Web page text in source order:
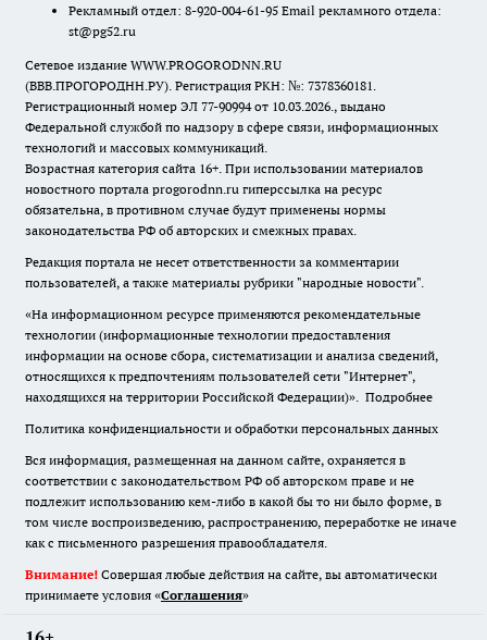
Рекламный отдел: 8-920-004-61-95 Email рекламного отдела:
st@pg52.ru
Сетевое издание WWW.PROGORODNN.RU
(ВВВ.ПРОГОРОДНН.РУ). Регистрация РКН: №: 7378360181.
Регистрационный номер ЭЛ 77-90994 от 10.03.2026., выдано
Федеральной службой по надзору в сфере связи, информационных
технологий и массовых коммуникаций.
Возрастная категория сайта 16+. При использовании материалов
новостного портала progorodnn.ru гиперссылка на ресурс
обязательна, в противном случае будут применены нормы
законодательства РФ об авторских и смежных правах.
Редакция портала не несет ответственности за комментарии
пользователей, а также материалы рубрики "народные новости".
«На информационном ресурсе применяются рекомендательные
технологии (информационные технологии предоставления
информации на основе сбора, систематизации и анализа сведений,
относящихся к предпочтениям пользователей сети "Интернет",
находящихся на территории Российской Федерации)». Подробнее
Политика конфиденциальности и обработки персональных данных
Вся информация, размещенная на данном сайте, охраняется в
соответствии с законодательством РФ об авторском праве и не
подлежит использованию кем-либо в какой бы то ни было форме, в
том числе воспроизведению, распространению, переработке не иначе
как с письменного разрешения правообладателя.
Внимание! Совершая любые действия на сайте, вы автоматически
принимаете условия «Cоглашения»